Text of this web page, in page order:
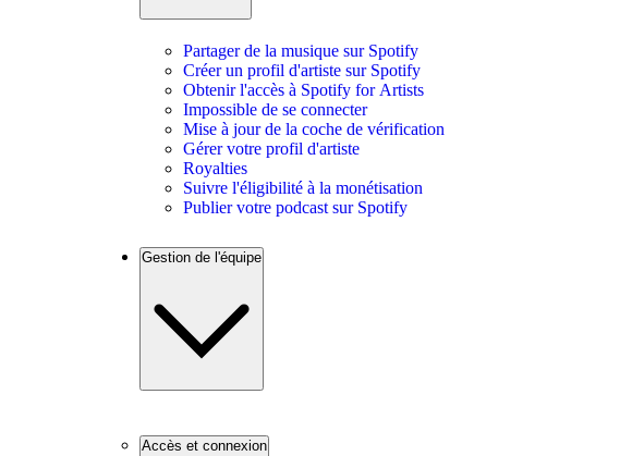
Partager de la musique sur Spotify
Créer un profil d'artiste sur Spotify
Obtenir l'accès à Spotify for Artists
Impossible de se connecter
Mise à jour de la coche de vérification
Gérer votre profil d'artiste
Royalties
Suivre l'éligibilité à la monétisation
Publier votre podcast sur Spotify
Gestion de l'équipe
Accès et connexion